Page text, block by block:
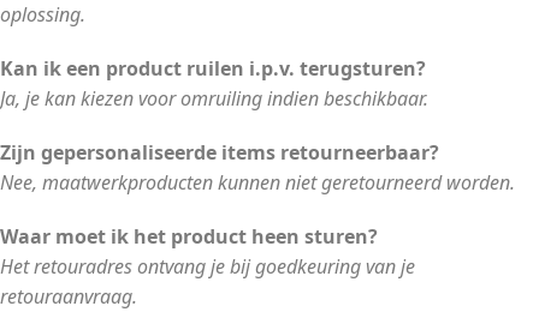
oplossing.
Kan ik een product ruilen i.p.v. terugsturen?
Ja, je kan kiezen voor omruiling indien beschikbaar.
Zijn gepersonaliseerde items retourneerbaar?
Nee, maatwerkproducten kunnen niet geretourneerd worden.
Waar moet ik het product heen sturen?
Het retouradres ontvang je bij goedkeuring van je
retouraanvraag.